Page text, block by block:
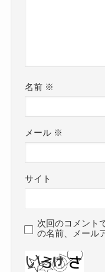
名前 ※
メール ※
サイト
次回のコメント
の名前、メール